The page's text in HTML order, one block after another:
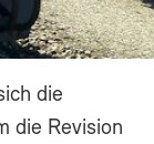
die
die Revision